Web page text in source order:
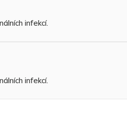
infekcí.
infekcí.